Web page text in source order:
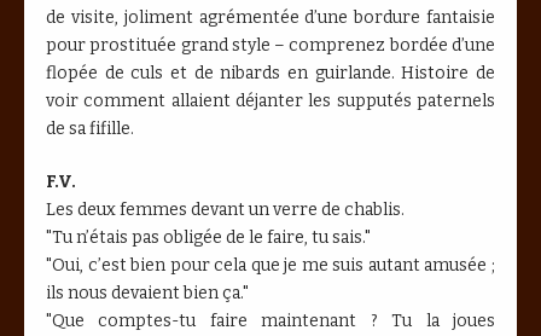
de visite, joliment agrémentée d’une bordure fantaisie
pour prostituée grand style – comprenez bordée d’une
flopée de culs et de nibards en guirlande. Histoire de
voir comment allaient déjanter les supputés paternels
de sa fifille.
F.V.
Les deux femmes devant un verre de chablis.
"Tu n’étais pas obligée de le faire, tu sais."
"Oui, c’est bien pour cela que je me suis autant amusée ;
ils nous devaient bien ça."
"Que comptes-tu faire maintenant ? Tu la joues